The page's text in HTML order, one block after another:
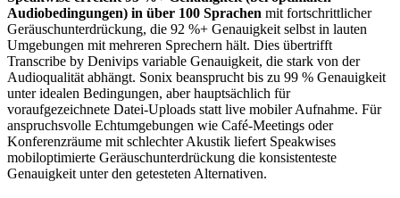
Audiobedingungen) in über 100 Sprachen mit fortschrittlicher
Geräuschunterdrückung, die 92 %+ Genauigkeit selbst in lauten
Umgebungen mit mehreren Sprechern hält. Dies übertrifft
Transcribe by Denivips variable Genauigkeit, die stark von der
Audioqualität abhängt. Sonix beansprucht bis zu 99 % Genauigkeit
unter idealen Bedingungen, aber hauptsächlich für
voraufgezeichnete Datei-Uploads statt live mobiler Aufnahme. Für
anspruchsvolle Echtumgebungen wie Café-Meetings oder
Konferenzräume mit schlechter Akustik liefert Speakwises
mobiloptimierte Geräuschunterdrückung die konsistenteste
Genauigkeit unter den getesteten Alternativen.